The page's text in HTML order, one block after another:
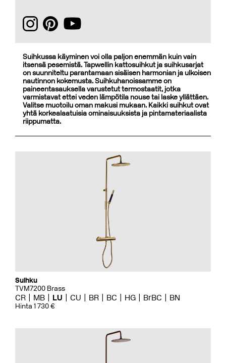
Suihkussa käyminen voi olla paljon enemmän kuin vain
itsensä pesemistä. Tapwellin kattosuihkut ja suihkusarjat
on suunniteltu parantamaan sisäisen harmonian ja ulkoisen
nautinnon kokemusta. Suihkuhanoissamme on
paineentasauksella varustetut termostaatit, jotka
varmistavat ettei veden lämpötila nouse tai laske yllättäen.
Valitse muotoilu oman makusi mukaan. Kaikki suihkut ovat
yhtä korkealaatuisia ominaisuuksista ja pintamateriaalista
riippumatta.
Suihku
TVM7200 Brass
CR MB LU CU BR BC HG BrBC BN
Hinta 1 730 €